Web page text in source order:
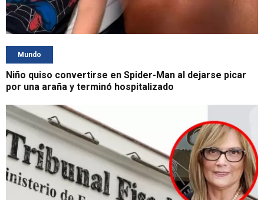
Mundo
Niño quiso convertirse en Spider-Man al dejarse picar
por una araña y terminó hospitalizado